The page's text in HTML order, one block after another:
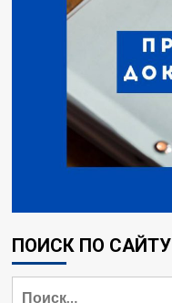
ПОИСК ПО САЙТУ